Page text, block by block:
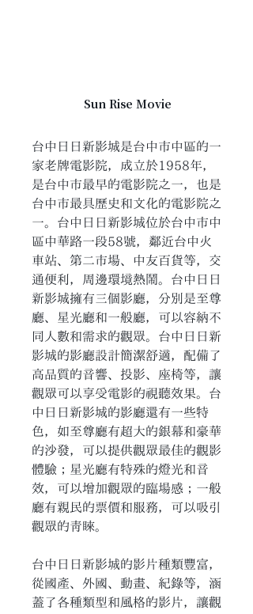
Sun Rise Movie
台中日日新影城是台中市中區的一
家老牌電影院，成立於1958年，
是台中市最早的電影院之一，也是
台中市最具歷史和文化的電影院之
一。台中日日新影城位於台中市中
區中華路一段58號，鄰近台中火
車站、第二市場、中友百貨等，交
通便利，周邊環境熱鬧。台中日日
新影城擁有三個影廳，分別是至尊
廳、星光廳和一般廳，可以容納不
同人數和需求的觀眾。台中日日新
影城的影廳設計簡潔舒適，配備了
高品質的音響、投影、座椅等，讓
觀眾可以享受電影的視聽效果。台
中日日新影城的影廳還有一些特
色，如至尊廳有超大的銀幕和豪華
的沙發，可以提供觀眾最佳的觀影
體驗；星光廳有特殊的燈光和音
效，可以增加觀眾的臨場感；一般
廳有親民的票價和服務，可以吸引
觀眾的青睞。
台中日日新影城的影片種類豐富，
從國產、外國、動畫、紀錄等，涵
蓋了各種類型和風格的影片，讓觀